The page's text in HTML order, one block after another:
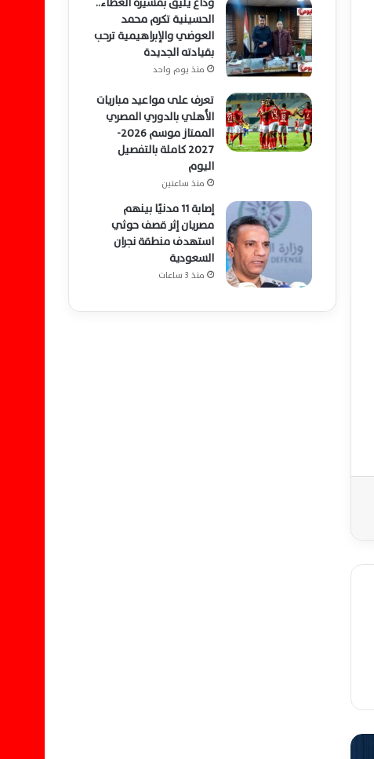
الحسينية تكرم محمد
العوضي والإبراهيمية ترحب
بقيادته الجديدة
منذ يوم واحد
تعرف على مواعيد مباريات
الأهلي بالدوري المصري
الممتاز موسم 2026-
2027 كاملة بالتفصيل
اليوم
منذ ساعتين
إصابة 11 مدنيًا بينهم
مصريان إثر قصف حوثي
استهدف منطقة نجران
السعودية
منذ 3 ساعات